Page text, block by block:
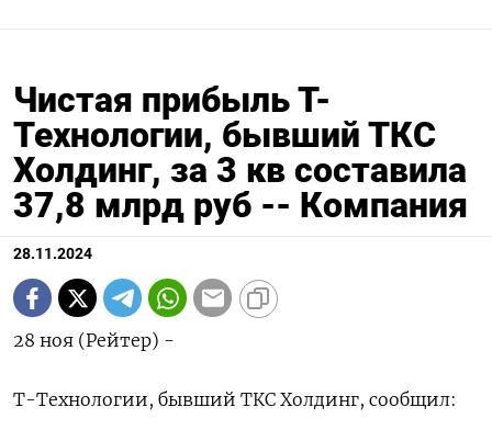
Чистая прибыль Т-
Технологии, бывший ТКС
Холдинг, за 3 кв составила
37,8 млрд руб -- Компания
28.11.2024
28 ноя (Рейтер) -
Т-Технологии, бывший ТКС Холдинг, сообщил: